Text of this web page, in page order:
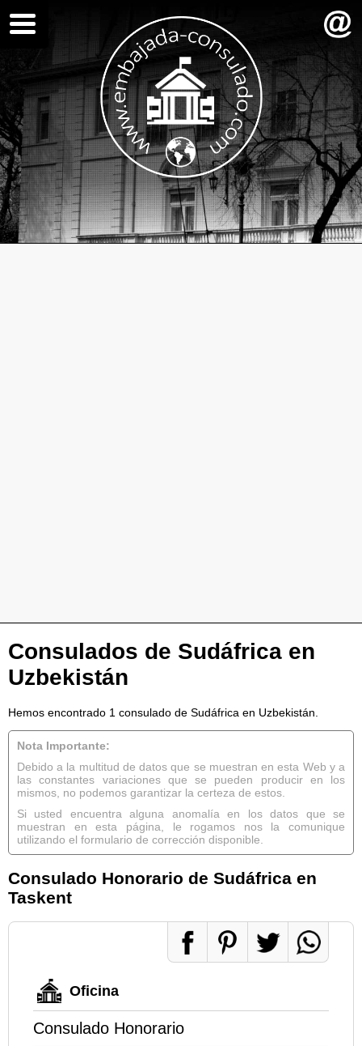
Consulados de Sudáfrica en
Uzbekistán
Hemos encontrado 1 consulado de Sudáfrica en Uzbekistán.
Nota Importante:
Debido a la multitud de datos que se muestran en esta Web y a
las constantes variaciones que se pueden producir en los
mismos, no podemos garantizar la certeza de estos.
Si usted encuentra alguna anomalía en los datos que se
muestran en esta página, le rogamos nos la comunique
utilizando el formulario de corrección disponible.
Consulado Honorario de Sudáfrica en
Taskent
Oficina
Consulado Honorario